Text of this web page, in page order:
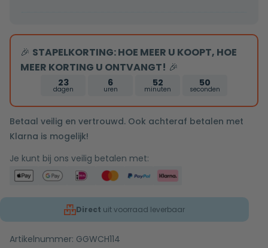
drie-
knops
onder
bediening
plafondarm
30cm
douchekop
🎉 STAPELKORTING: HOE MEER U KOOPT, HOE
MEER KORTING U ONTVANGT! 🎉
23
dagen
6
uren
52
minuten
50
seconden
Betaal veilig en vertrouwd. Ook achteraf betalen met
Klarna is mogelijk!
Je kunt bij ons veilig betalen met:
Direct uit voorraad leverbaar
Artikelnummer: GGWCH114